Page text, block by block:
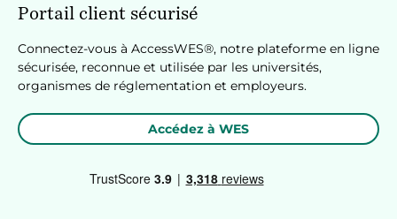
Portail client sécurisé
Connectez-vous à AccessWES®, notre plateforme en ligne
sécurisée, reconnue et utilisée par les universités,
organismes de réglementation et employeurs.
Accédez à WES